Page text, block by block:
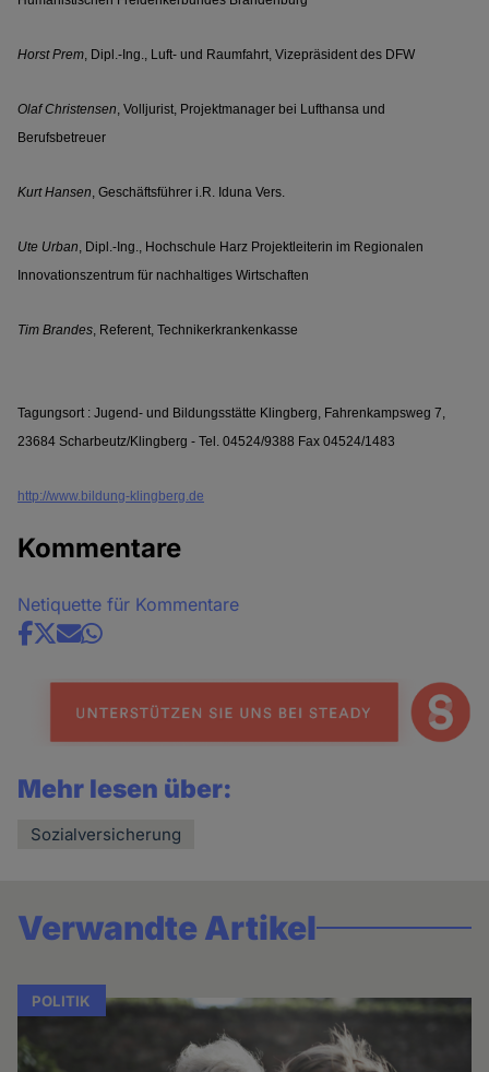
Horst Prem, Dipl.-Ing., Luft- und Raumfahrt, Vizepräsident des DFW
Olaf Christensen, Volljurist, Projektmanager bei Lufthansa und
Berufsbetreuer
Kurt Hansen, Geschäftsführer i.R. Iduna Vers.
Ute Urban, Dipl.-Ing., Hochschule Harz Projektleiterin im Regionalen
Innovationszentrum für nachhaltiges Wirtschaften
Tim Brandes, Referent,Technikerkrankenkasse
Tagungsort :Jugend- und Bildungsstätte Klingberg, Fahrenkampsweg 7,
23684 Scharbeutz/Klingberg - Tel. 04524/9388 Fax 04524/1483
http://www.bildung-klingberg.de
Kommentare
Netiquette für Kommentare
Share
news
Mehr lesen über:
Sozialversicherung
Verwandte Artikel
POLITIK